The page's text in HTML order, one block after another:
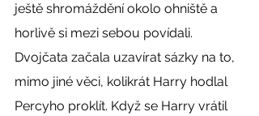
ještě shromáždění okolo ohniště a
horlivě si mezi sebou povídali.
Dvojčata začala uzavírat sázky na to,
mimo jiné věci, kolikrát Harry hodlal
Percyho proklít. Když se Harry vrátil